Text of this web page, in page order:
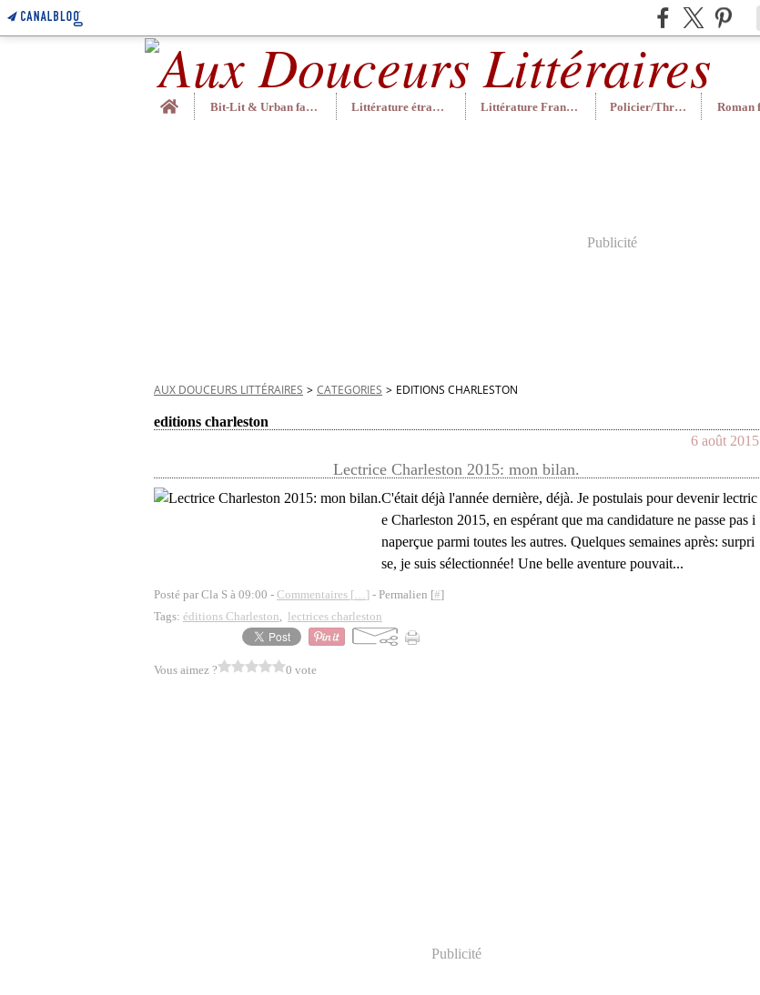
Home
Bit-Lit & Urban fantasy Littérature étrangère Littérature Française Policier/Thriller
Publicité
AUX DOUCEURS LITTÉRAIRES > CATEGORIES > EDITIONS CHARLESTON
editions charleston
6 août 2015
Lectrice Charleston 2015: mon bilan.
C'était déjà l'année dernière, déjà. Je postulais pour devenir lectric
e Charleston 2015, en espérant que ma candidature ne passe pas i
naperçue parmi toutes les autres. Quelques semaines après: surpri
se, je suis sélectionnée! Une belle aventure pouvait...
Posté par Cla S à 09:00 - Commentaires […] - Permalien [#]
Tags: éditions Charleston, lectrices charleston
Vous aimez ? 0 vote
Publicité